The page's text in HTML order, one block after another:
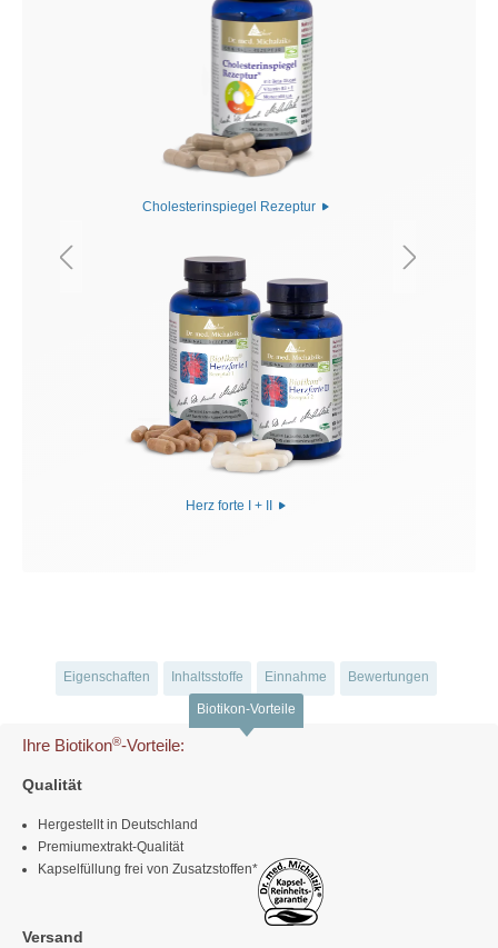
Cholesterinspiegel Rezeptur
Herz forte I + II
Eigenschaften Inhaltsstoffe Einnahme Bewertungen
Biotikon-Vorteile
Ihre Biotikon®-Vorteile:
Qualität
Hergestellt in Deutschland
Premiumextrakt-Qualität
Kapselfüllung frei von Zusatzstoffen*
Versand